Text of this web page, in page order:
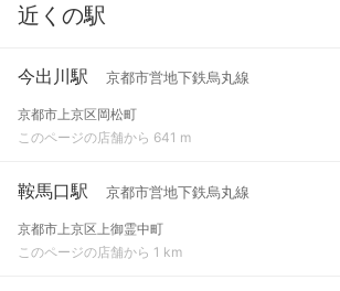
近くの駅
今出川駅 京都市営地下鉄烏丸線
京都市上京区岡松町
このページの店舗から 641 m
鞍馬口駅 京都市営地下鉄烏丸線
京都市上京区上御霊中町
このページの店舗から 1 km